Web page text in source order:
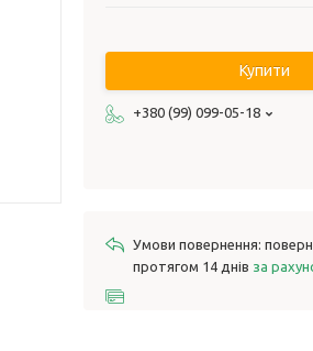
Купити
+380 (99) 099-05-18
протягом 14 днів за